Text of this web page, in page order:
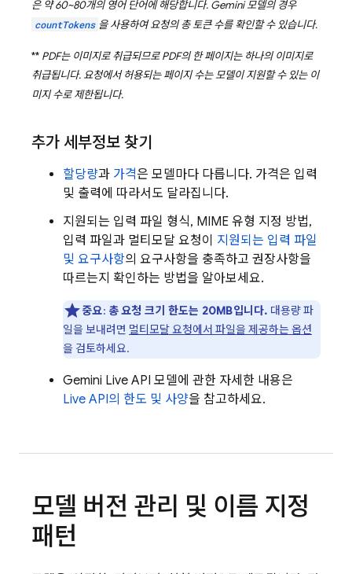
은 약 60~80개의 영어 단어에 해당합니다. Gemini모델의 경우
countTokens 을 사용하여 요청의 총 토큰 수를 확인할 수 있습니다.
** PDF는 이미지로 취급되므로 PDF의 한 페이지는 하나의 이미지로
취급됩니다. 요청에서 허용되는 페이지 수는 모델이 지원할 수 있는 이
미지 수로 제한됩니다.
추가 세부정보 찾기
할당량과 가격은 모델마다 다릅니다. 가격은 입력
및 출력에 따라서도 달라집니다.
지원되는 입력 파일 형식, MIME 유형 지정 방법,
입력 파일과 멀티모달 요청이 지원되는 입력 파일
및 요구사항의 요구사항을 충족하고 권장사항을
따르는지 확인하는 방법을 알아보세요.
중요: 총 요청 크기 한도는 20MB입니다. 대용량 파
일을 보내려면 멀티모달 요청에서 파일을 제공하는 옵션
을 검토하세요.
Gemini Live API 모델에 관한 자세한 내용은
Live API의 한도 및 사양을 참고하세요.
모델 버전 관리 및 이름 지정
패턴